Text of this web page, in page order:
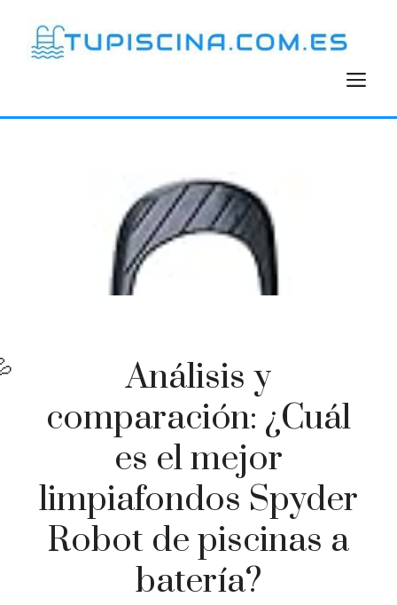
contenido
Análisis y
comparación: ¿Cuál
es el mejor
limpiafondos Spyder
Robot de piscinas a
batería?